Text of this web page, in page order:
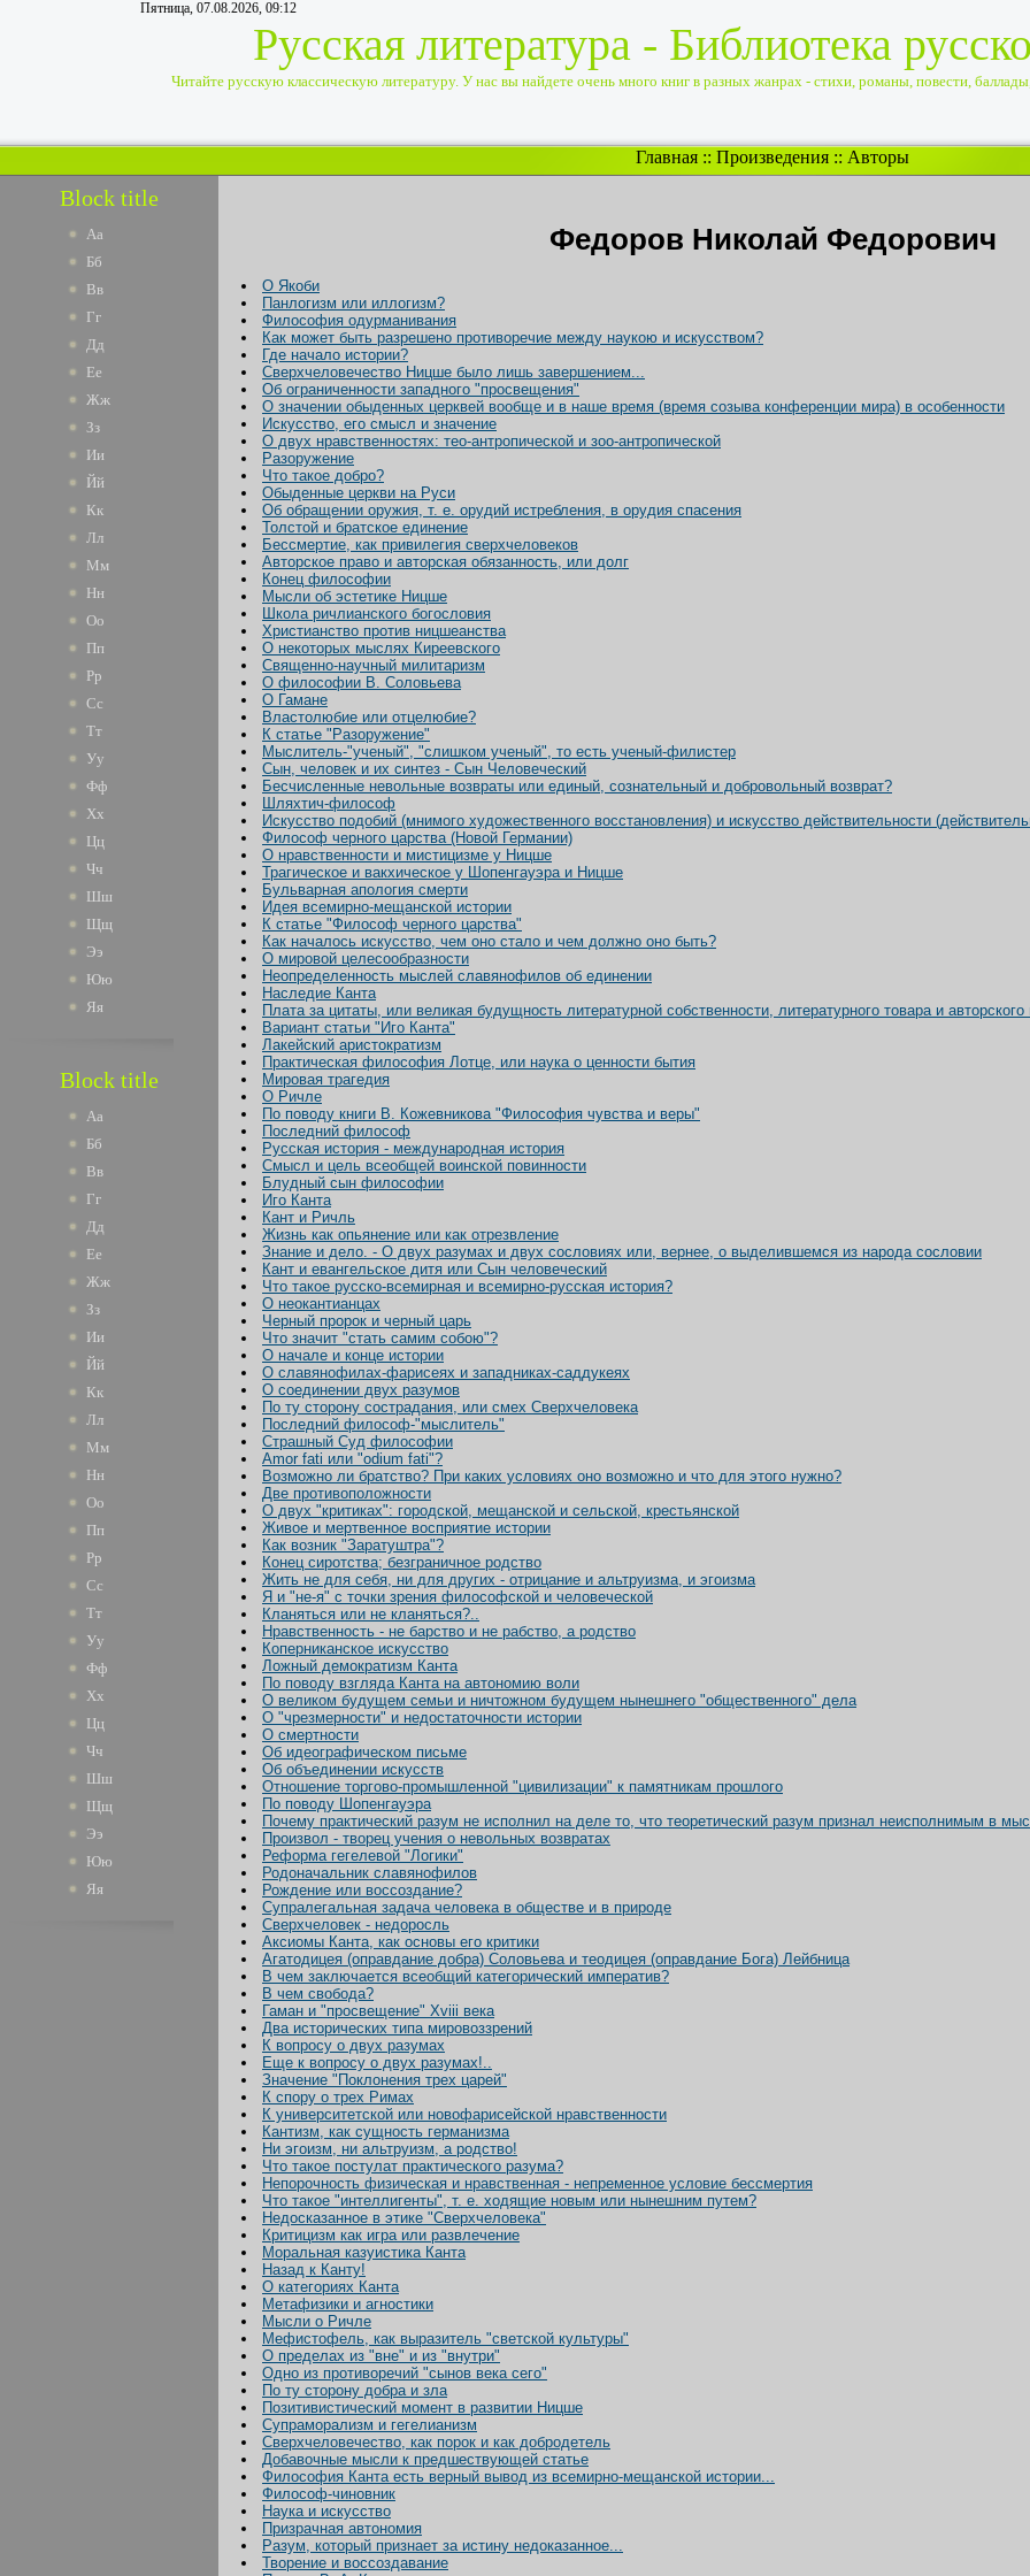
Пятница, 07.08.2026, 09:12
Русская литература - Библиотека
Читайте русскую классическую литературу. У нас вы найдете очень много книг в разных жанрах - стихи, романы, повести, баллады,
Главная :: Произведения :: Авторы
Block title
Аа
Бб
Вв
Гг
Дд
Ее
Жж
Зз
Ии
Йй
Кк
Лл
Мм
Нн
Оо
Пп
Рр
Сс
Тт
Уу
Фф
Хх
Цц
Чч
Шш
Щщ
Ээ
Юю
Яя
Block title
Аа
Бб
Вв
Гг
Дд
Ее
Жж
Зз
Ии
Йй
Кк
Лл
Мм
Нн
Оо
Пп
Рр
Сс
Тт
Уу
Фф
Хх
Цц
Чч
Шш
Щщ
Ээ
Юю
Яя
Федоров Николай Федорович
О Якоби
Панлогизм или иллогизм?
Философия одурманивания
Как может быть разрешено противоречие между наукою и искусством?
Где начало истории?
Сверхчеловечество Ницше было лишь завершением...
Об ограниченности западного "просвещения"
О значении обыденных церквей вообще и в наше время (время созыва конференции мира) в особенности
Искусство, его смысл и значение
О двух нравственностях: тео-антропической и зоо-антропической
Разоружение
Что такое добро?
Обыденные церкви на Руси
Об обращении оружия, т. е. орудий истребления, в орудия спасения
Толстой и братское единение
Бессмертие, как привилегия сверхчеловеков
Авторское право и авторская обязанность, или долг
Конец философии
Мысли об эстетике Ницше
Школа ричлианского богословия
Христианство против ницшеанства
О некоторых мыслях Киреевского
Священно-научный милитаризм
О философии В. Соловьева
О Гамане
Властолюбие или отцелюбие?
К статье "Разоружение"
Мыслитель-"ученый", "слишком ученый", то есть ученый-филистер
Сын, человек и их синтез - Сын Человеческий
Бесчисленные невольные возвраты или единый, сознательный и добровольный возврат?
Шляхтич-философ
Искусство подобий (мнимого художественного восстановления) и искусство действительности
Философ черного царства (Новой Германии)
О нравственности и мистицизме у Ницше
Трагическое и вакхическое у Шопенгауэра и Ницше
Бульварная апология смерти
Идея всемирно-мещанской истории
К статье "Философ черного царства"
Как началось искусство, чем оно стало и чем должно оно быть?
О мировой целесообразности
Неопределенность мыслей славянофилов об единении
Наследие Канта
Плата за цитаты, или великая будущность литературной собственности, литературного товара и авторского
Вариант статьи "Иго Канта"
Лакейский аристократизм
Практическая философия Лотце, или наука о ценности бытия
Мировая трагедия
О Ричле
По поводу книги В. Кожевникова "Философия чувства и веры"
Последний философ
Русская история - международная история
Смысл и цель всеобщей воинской повинности
Блудный сын философии
Иго Канта
Кант и Ричль
Жизнь как опьянение или как отрезвление
Знание и дело. - О двух разумах и двух сословиях или, вернее, о выделившемся из народа сословии
Кант и евангельское дитя или Сын человеческий
Что такое русско-всемирная и всемирно-русская история?
О неокантианцах
Черный пророк и черный царь
Что значит "стать самим собою"?
О начале и конце истории
О славянофилах-фарисеях и западниках-саддукеях
О соединении двух разумов
По ту сторону сострадания, или смех Сверхчеловека
Последний философ-"мыслитель"
Страшный Суд философии
Amor fati или "odium fati"?
Возможно ли братство? При каких условиях оно возможно и что для этого нужно?
Две противоположности
О двух "критиках": городской, мещанской и сельской, крестьянской
Живое и мертвенное восприятие истории
Как возник "Заратуштра"?
Конец сиротства; безграничное родство
Жить не для себя, ни для других - отрицание и альтруизма, и эгоизма
Я и "не-я" с точки зрения философской и человеческой
Кланяться или не кланяться?..
Нравственность - не барство и не рабство, а родство
Коперниканское искусство
Ложный демократизм Канта
По поводу взгляда Канта на автономию воли
О великом будущем семьи и ничтожном будущем нынешнего "общественного" дела
О "чрезмерности" и недостаточности истории
О смертности
Об идеографическом письме
Об объединении искусств
Отношение торгово-промышленной "цивилизации" к памятникам прошлого
По поводу Шопенгауэра
Почему практический разум не исполнил на деле то, что теоретический разум признал неисполнимым в
Произвол - творец учения о невольных возвратах
Реформа гегелевой "Логики"
Родоначальник славянофилов
Рождение или воссоздание?
Супралегальная задача человека в обществе и в природе
Сверхчеловек - недоросль
Аксиомы Канта, как основы его критики
Агатодицея (оправдание добра) Соловьева и теодицея (оправдание Бога) Лейбница
В чем заключается всеобщий категорический императив?
В чем свобода?
Гаман и "просвещение" Xviii века
Два исторических типа мировоззрений
К вопросу о двух разумах
Еще к вопросу о двух разумах!..
Значение "Поклонения трех царей"
К спору о трех Римах
К университетской или новофарисейской нравственности
Кантизм, как сущность германизма
Ни эгоизм, ни альтруизм, а родство!
Что такое постулат практического разума?
Непорочность физическая и нравственная - непременное условие бессмертия
Что такое "интеллигенты", т. е. ходящие новым или нынешним путем?
Недосказанное в этике "Сверхчеловека"
Критицизм как игра или развлечение
Моральная казуистика Канта
Назад к Канту!
О категориях Канта
Метафизики и агностики
Мысли о Ричле
Мефистофель, как выразитель "светской культуры"
О пределах из "вне" и из "внутри"
Одно из противоречий "сынов века сего"
По ту сторону добра и зла
Позитивистический момент в развитии Ницше
Супраморализм и гегелианизм
Сверхчеловечество, как порок и как добродетель
Добавочные мысли к предшествующей статье
Философия Канта есть верный вывод из всемирно-мещанской истории...
Философ-чиновник
Наука и искусство
Призрачная автономия
Разум, который признает за истину недоказанное...
Творение и воссоздавание